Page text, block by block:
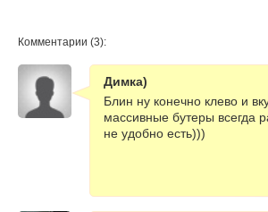
Комментарии (3):
Димка)
Блин ну конечно клево и
массивные бутеры всегда
не удобно есть)))